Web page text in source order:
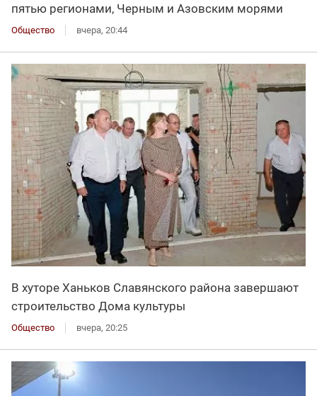
пятью регионами, Черным и Азовским морями
Общество вчера, 20:44
В хуторе Ханьков Славянского района завершают
строительство Дома культуры
Общество вчера, 20:25